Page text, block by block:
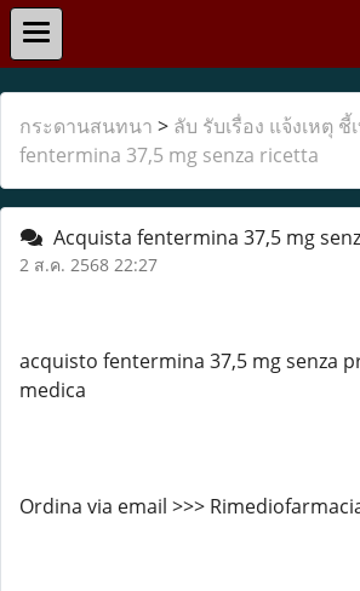
กระดานสนทนา > ลับ รับเรื่อง แจ้งเหตุ ชี้
fentermina 37,5 mg senza ricetta
Acquista fentermina 37,5 mg
2 ส.ค. 2568 22:27
acquisto fentermina 37,5 mg senza
medica
Ordina via email >>>